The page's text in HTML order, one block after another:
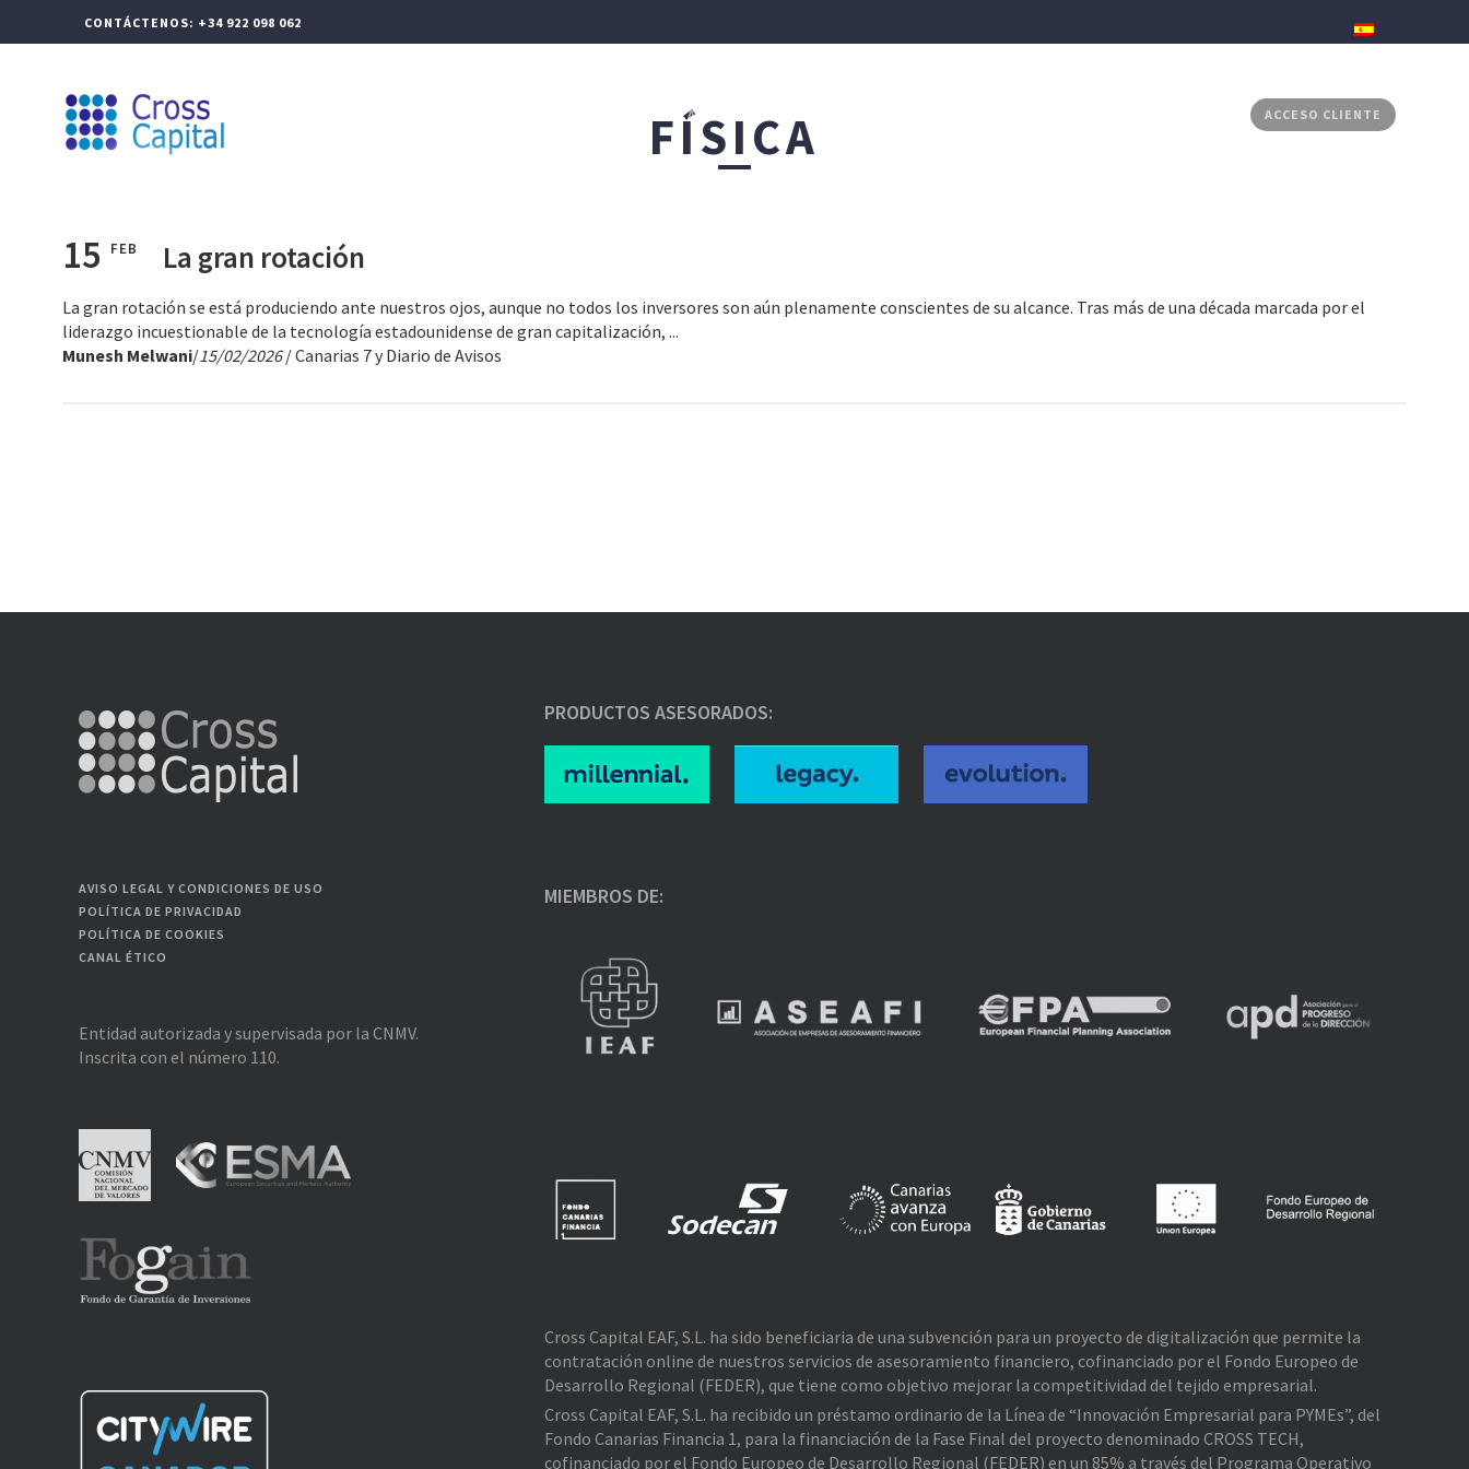
CONTÁCTENOS: +34 922 098 062
FINANZAS CORPORATIVAS ACCESO CLIENTE
FÍSICA
15 FEB La gran rotación
La gran rotación se está produciendo ante nuestros ojos, aunque no todos los inversores son aún plenamente conscientes de su alcance. Tras más de una década marcada por el
liderazgo incuestionable de la tecnología estadounidense de gran capitalización, ...
Munesh Melwani/15/02/2026/ Canarias 7 y Diario de Avisos
AVISO LEGAL Y CONDICIONES DE USO
POLÍTICA DE PRIVACIDAD
POLÍTICA DE COOKIES
CANAL ÉTICO
Entidad autorizada y supervisada por la CNMV.
Inscrita con el número 110.
PRODUCTOS ASESORADOS:
MIEMBROS DE:
Cross Capital EAF, S.L. ha sido beneficiaria de una subvención para un proyecto de digitalización que permite la
contratación online de nuestros servicios de asesoramiento financiero, cofinanciado por el Fondo Europeo de
Desarrollo Regional (FEDER), que tiene como objetivo mejorar la competitividad del tejido empresarial.
Cross Capital EAF, S.L. ha recibido un préstamo ordinario de la Línea de “Innovación Empresarial para PYMEs”, del
Fondo Canarias Financia 1, para la financiación de la Fase Final del proyecto denominado CROSS TECH,
cofinanciado por el Fondo Europeo de Desarrollo Regional (FEDER) en un 85% a través del Programa Operativo